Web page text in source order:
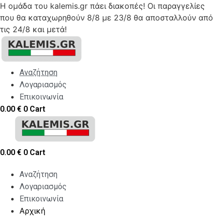
Η ομάδα του kalemis.gr πάει διακοπές! Οι παραγγελίες
που θα καταχωρηθούν 8/8 με 23/8 θα αποσταλλούν από
τις 24/8 και μετά!
Skip
content
Αναζήτηση
Λογαριασμός
Επικοινωνία
0.00 € 0 Cart
0.00 € 0 Cart
Αναζήτηση
Λογαριασμός
Επικοινωνία
Αρχική